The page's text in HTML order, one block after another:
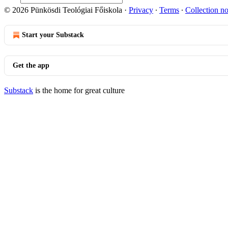
© 2026 Pünkösdi Teológiai Főiskola · Privacy ∙ Terms ∙ Collection
Start your Substack
Get the app
Substack is the home for great culture